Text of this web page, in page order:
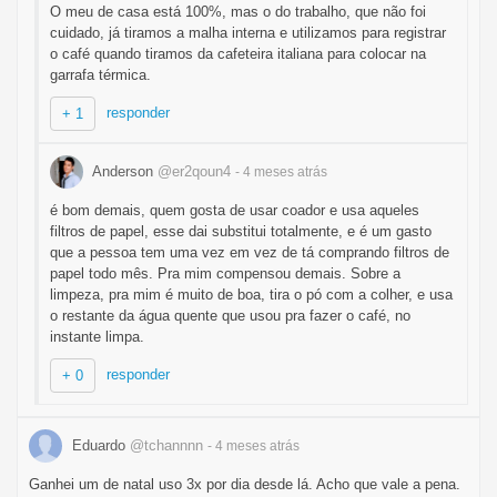
O meu de casa está 100%, mas o do trabalho, que não foi
cuidado, já tiramos a malha interna e utilizamos para registrar
o café quando tiramos da cafeteira italiana para colocar na
garrafa térmica.
+ 1 responder
Anderson @er2qoun4 - 4 meses atrás
é bom demais, quem gosta de usar coador e usa aqueles
filtros de papel, esse dai substitui totalmente, e é um gasto
que a pessoa tem uma vez em vez de tá comprando filtros de
papel todo mês. Pra mim compensou demais. Sobre a
limpeza, pra mim é muito de boa, tira o pó com a colher, e usa
o restante da água quente que usou pra fazer o café, no
instante limpa.
+ 0 responder
Eduardo @tchannnn - 4 meses atrás
Ganhei um de natal uso 3x por dia desde lá. Acho que vale a pena.